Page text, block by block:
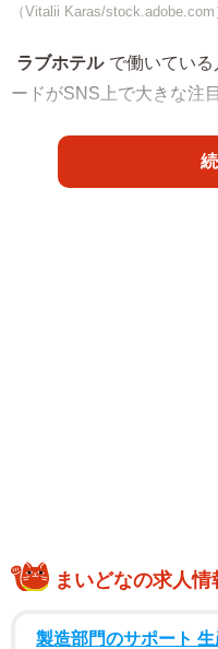
（Vitalii Karas/stock.adobe.com
ラブホテル で働いてい
ードがSNS上で大きな注
「同じラブホでアルバイ
年男女に鍵を渡したあと
まいどなの求人情
製造部門のサポート